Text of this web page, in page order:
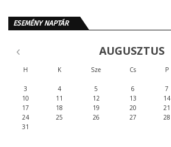
ESEMÉNY NAPTÁR
AUGUSZTUS
H K Sze Cs P
3
4 5 6 7
10
11 12 13 14
17
18 19 20 21
24
25 26 27 28
31